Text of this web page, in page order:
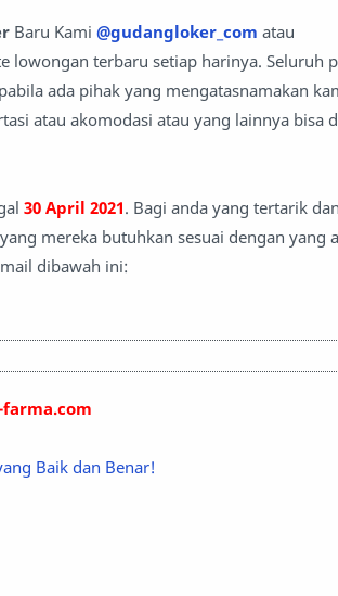
Baru Kami @gudangloker_com atau
lowongan terbaru setiap harinya. Seluruh
ada pihak yang mengatasnamakan
atau akomodasi atau yang lainnya bisa
30 April 2021. Bagi anda yang tertarik
mereka butuhkan sesuai dengan yang
dibawah ini:
Baik dan Benar!